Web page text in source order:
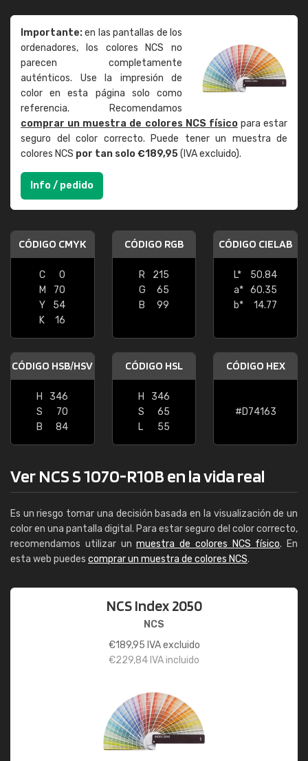
Importante:en las pantallas de los
ordenadores, los colores NCS no
parecen completamente
auténticos. Use la impresión de
color en esta página solo como
referencia. Recomendamos
comprar un muestra de colores NCS físicopara estar
seguro del color correcto. Puede tener un muestra de
colores NCS por tan solo €189,95(IVA excluido).
Info / pedido
CÓDIGO CMYK
C
0
M
70
Y
54
K
16
CÓDIGO RGB
R
215
G
65
B
99
CÓDIGO CIELAB
L*
50.84
a* 60.35
b*
14.77
CÓDIGO HSB/HSV
H
346
S
70
B
84
CÓDIGO HSL
H
346
S
65
L
55
CÓDIGO HEX
#D74163
Ver NCS S 1070-R10B en la vida real
Es un riesgo tomar una decisión basada en la visualización de un
color en una pantalla digital. Para estar seguro del color correcto,
recomendamos utilizar unmuestra de colores NCS físico. En
esta web puedes comprar un muestra de colores NCS.
NCS Index 2050
NCS
€189,95 IVA excluido
€229,84 IVA incluido